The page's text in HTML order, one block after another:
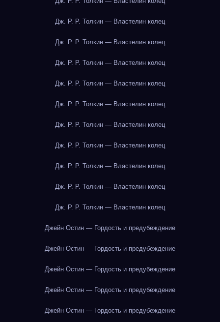
Дж. Р. Р. Толкин — Властелин колец
Дж. Р. Р. Толкин — Властелин колец
Дж. Р. Р. Толкин — Властелин колец
Дж. Р. Р. Толкин — Властелин колец
Дж. Р. Р. Толкин — Властелин колец
Дж. Р. Р. Толкин — Властелин колец
Дж. Р. Р. Толкин — Властелин колец
Дж. Р. Р. Толкин — Властелин колец
Дж. Р. Р. Толкин — Властелин колец
Дж. Р. Р. Толкин — Властелин колец
Джейн Остин — Гордость и предубеждение
Джейн Остин — Гордость и предубеждение
Джейн Остин — Гордость и предубеждение
Джейн Остин — Гордость и предубеждение
Джейн Остин — Гордость и предубеждение